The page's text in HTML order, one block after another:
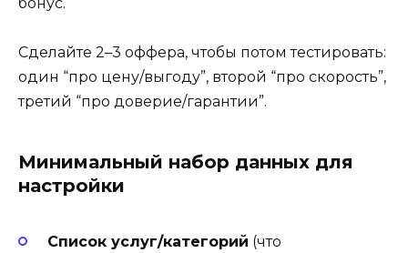
Сделайте 2–3 оффера, чтобы потом тестировать:
один “про цену/выгоду”, второй “про скорость”,
третий “про доверие/гарантии”.
Минимальный набор данных для
настройки
Список услуг/категорий (что